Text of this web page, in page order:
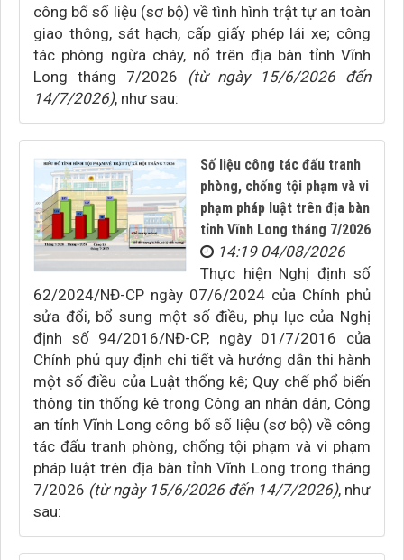
công bố số liệu (sơ bộ) về tình hình trật tự an toàn
giao thông, sát hạch, cấp giấy phép lái xe; công
tác phòng ngừa cháy, nổ trên địa bàn tỉnh Vĩnh
Long tháng 7/2026
(từ ngày 15/6/2026 đến
14/7/2026), như sau:
Số liệu công tác đấu tranh
phòng, chống tội phạm và vi
phạm pháp luật trên địa bàn
tỉnh Vĩnh Long tháng 7/2026
14:19 04/08/2026
Thực hiện Nghị định số
62/2024/NĐ-CP ngày 07/6/2024 của Chính phủ
sửa đổi, bổ sung một số điều, phụ lục của Nghị
định số 94/2016/NĐ-CP, ngày 01/7/2016 của
Chính phủ quy định chi tiết và hướng dẫn thi hành
một số điều của Luật thống kê; Quy chế phổ biến
thông tin thống kê trong Công an nhân dân, Công
an tỉnh Vĩnh Long công bố số liệu (sơ bộ) về công
tác đấu tranh phòng, chống tội phạm và vi phạm
pháp luật trên địa bàn tỉnh Vĩnh Long trong tháng
7/2026 (từ ngày 15/6/2026 đến 14/7/2026), như
sau: